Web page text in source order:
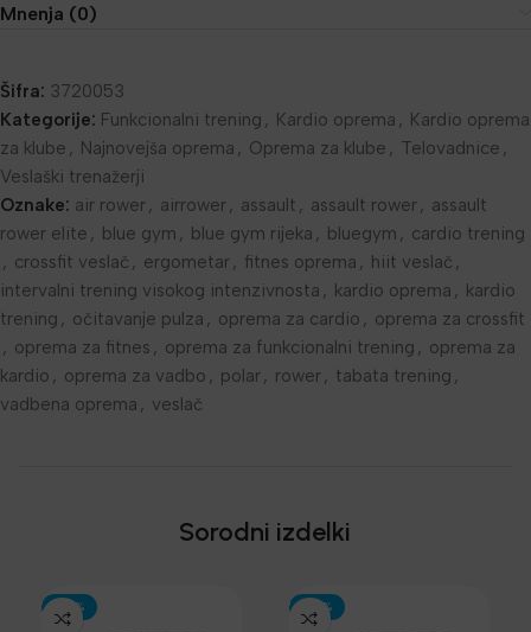
Mnenja (0)
Šifra: 3720053
Kategorije: Funkcionalni trening , Kardio oprema , Kardio oprema
za klube , Najnovejša oprema , Oprema za klube , Telovadnice ,
Veslaški trenažerji
Oznake: air rower, airrower, assault , assault rower, assault
rower elite , blue gym , blue gym rijeka , bluegym , cardio trening
, crossfit veslač , ergometar, fitnes oprema , hiit veslač ,
intervalni trening visokog intenzivnosta , kardio oprema , kardio
trening , očitavanje pulza , oprema za cardio , oprema za crossfit
, oprema za fitnes , oprema za funkcionalni trening , oprema za
kardio , oprema za vadbo , polar, rower, tabata trening ,
vadbena oprema , veslač
Sorodni izdelki
-30% -30%